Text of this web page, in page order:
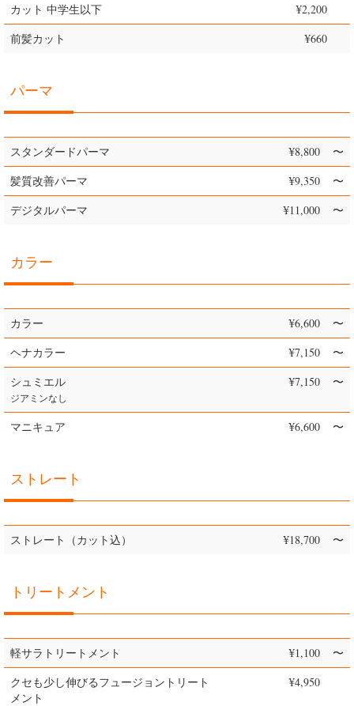
カット 中学生以下
¥2,200
前髪カット
¥660
パーマ
スタンダードパーマ ¥8,800
〜
髪質改善パーマ
¥9,350
〜
デジタルパーマ
¥11,000 〜
カラー
カラー ¥6,600
〜
ヘナカラー
¥7,150
〜
シュミエル
ジアミンなし
¥7,150 〜
マニキュア ¥6,600 〜
ストレート
ストレート（カット込） ¥18,700 〜
トリートメント
軽サラトリートメント ¥1,100
〜
クセも少し伸びるフュージョントリート
メント
¥4,950